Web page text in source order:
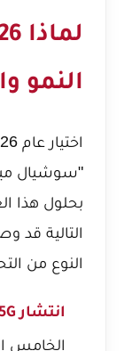
النمو
بحلول هذا
التالية قد
النوع من
انتشار 5G وتطوير 6G:
الخامس